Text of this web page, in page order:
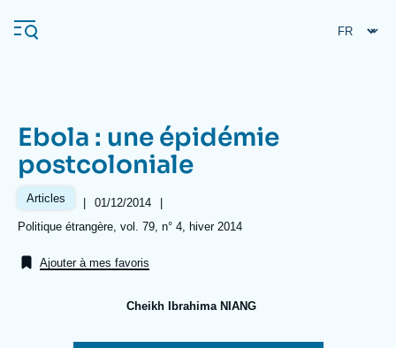
au
contenu
Navigation
principale
L'Ifri
Analyses
Ebola : une épidémie
postcoloniale
Articles |
Date
de
publication
01/12/2014
|
Références
Politique étrangère, vol. 79, n° 4, hiver 2014
Ajouter à mes favoris
Cheikh Ibrahima NIANG
Image